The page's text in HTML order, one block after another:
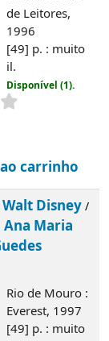
Guedes
il.